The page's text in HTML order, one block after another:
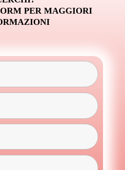
PER MAGGIORI